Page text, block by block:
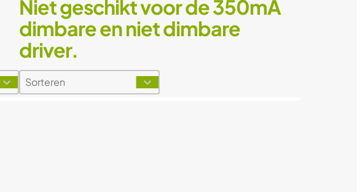
Niet geschikt voor de 350mA
dimbare en niet dimbare
driver.
Sorteren
Sort content
Sort content